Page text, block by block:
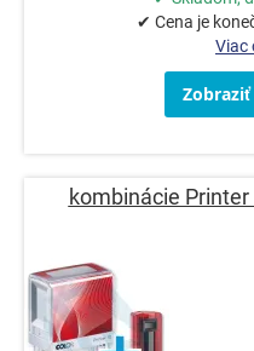
✔ Cena je
Viac
kombinácie